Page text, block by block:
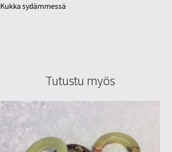
Kukka sydämmessä
Tutustu myös